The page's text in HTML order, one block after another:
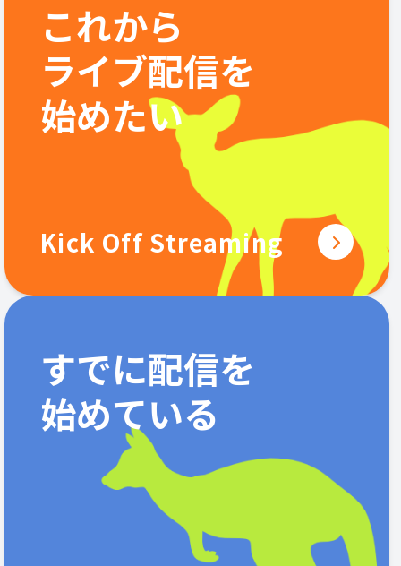
これから
ライブ配信を
始めたい
Kick Off Streaming
すでに配信を
始めている